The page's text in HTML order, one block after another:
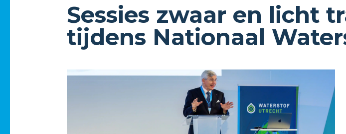
Sessies zwaar en licht
tijdens Nationaal